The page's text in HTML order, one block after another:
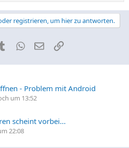
registrieren, um hier zu antworten.
TumblrWhatsApp
E-MailLink
- Problem mit Android
um 13:52
scheint vorbei...
22:08